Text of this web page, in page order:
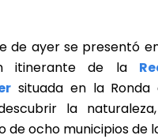
de ayer se presentó
itinerante de la
situada en la Ronda
la
de ocho municipios de